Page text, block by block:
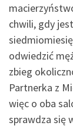
chwili, gdy
odwiedzić
zbieg
Partnerka z
więc o oba
sprawdza się